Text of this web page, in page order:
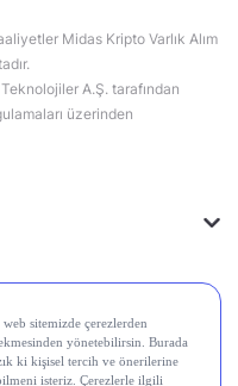
Midas Kripto Varlık Alım
A.Ş. tarafından
üzerinden